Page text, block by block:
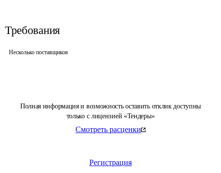
Полная информация и возможность оставить отклик доступны
только с лицензией «Тендеры»
Смотреть расценки
Регистрация
Требования
Несколько поставщиков